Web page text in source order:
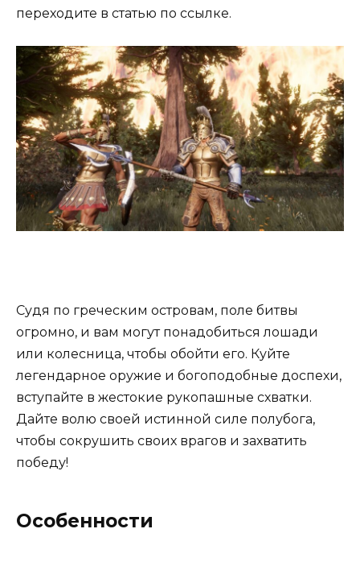
переходите в статью по ссылке.
Судя по греческим островам, поле битвы
огромно, и вам могут понадобиться лошади
или колесница, чтобы обойти его. Куйте
легендарное оружие и богоподобные доспехи,
вступайте в жестокие рукопашные схватки.
Дайте волю своей истинной силе полубога,
чтобы сокрушить своих врагов и захватить
победу!
Особенности